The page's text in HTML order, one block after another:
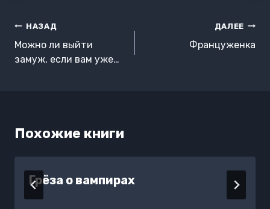
Навигация
по
записям
НАЗАД
Можно ли выйти
замуж, если вам уже…
ДАЛЕЕ
Француженка
Похожие книги
Грёза о вампирах